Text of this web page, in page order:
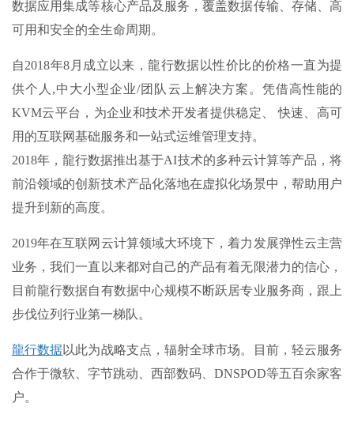
数据应用集成等核心产品及服务，覆盖数据传输、存储、高
可用和安全的全生命周期。
自2018年8月成立以来，龍行数据以性价比的价格一直为提
供个人,中大小型企业/团队云上解决方案。凭借高性能的
KVM云平台，为企业和技术开发者提供稳定、 快速、高可
用的互联网基础服务和一站式运维管理支持。
2018年，龍行数据推出基于AI技术的多种云计算等产品，将
前沿领域的创新技术产品化落地在虚拟化场景中，帮助用户
提升到新的高度。
2019年在互联网云计算领域大环境下，着力发展弹性云主营
业务，我们一直以来都对自己的产品有着无限潜力的信心，
目前龍行数据自有数据中心规模不断跃居专业服务商，跟上
步伐位列行业第一梯队。
龍行数据以此为战略支点，辐射全球市场。目前，轻云服务
合作于微软、字节跳动、西部数码、DNSPOD等五百余家客
户。